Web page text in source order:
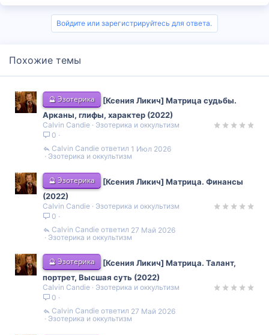
Войдите или зарегистрируйтесь для ответа.
Похожие темы
🔮 Эзотерика
[Ксения Ликич] Матрица судьбы.
Арканы, глифы, характер (2022)
Calvin Candie
Эзотерика и оккультизм
0
Эзотерика и оккультизм
1 Июл 2026
Calvin Candie
🔮 Эзотерика
[Ксения Ликич] Матрица. Финансы
(2022)
Calvin Candie
Эзотерика и оккультизм
0
Эзотерика и оккультизм
27 Май 2026
Calvin Candie
🔮 Эзотерика
[Ксения Ликич] Матрица. Талант,
портрет, Высшая суть (2022)
Calvin Candie
Эзотерика и оккультизм
0
Эзотерика и оккультизм
27 Май 2026
Calvin Candie